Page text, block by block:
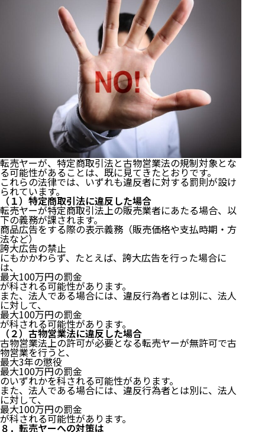
転売ヤーが、特定商取引法と古物営業法の規制対象とな
る可能性があることは、既に見てきたとおりです。
これらの法律では、いずれも違反者に対する罰則が設け
られています。
（１）特定商取引法に違反した場合
転売ヤーが特定商取引法上の販売業者にあたる場合、以
下の義務が課されます。
商品広告をする際の表示義務（販売価格や支払時期・方
法など）
誇大広告の禁止
にもかかわらず、たとえば、誇大広告を行った場合に
は、
最大100万円の罰金
が科される可能性があります。
また、法人である場合には、違反行為者とは別に、法人
に対して、
最大100万円の罰金
が科される可能性があります。
（２）古物営業法に違反した場合
古物営業法上の許可が必要となる転売ヤーが無許可で古
物営業を行うと、
最大3年の懲役
最大100万円の罰金
のいずれかを科される可能性があります。
また、法人である場合には、違反行為者とは別に、法人
に対して、
最大100万円の罰金
が科される可能性があります。
８．転売ヤーへの対策は